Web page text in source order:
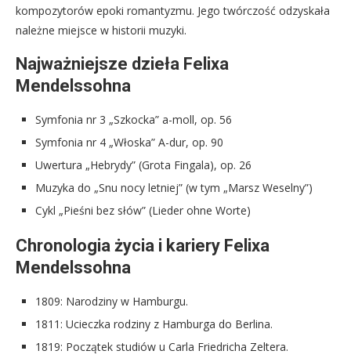
kompozytorów epoki romantyzmu. Jego twórczość odzyskała
należne miejsce w historii muzyki.
Najważniejsze dzieła Felixa
Mendelssohna
Symfonia nr 3 „Szkocka” a-moll, op. 56
Symfonia nr 4 „Włoska” A-dur, op. 90
Uwertura „Hebrydy” (Grota Fingala), op. 26
Muzyka do „Snu nocy letniej” (w tym „Marsz Weselny”)
Cykl „Pieśni bez słów” (Lieder ohne Worte)
Chronologia życia i kariery Felixa
Mendelssohna
1809: Narodziny w Hamburgu.
1811: Ucieczka rodziny z Hamburga do Berlina.
1819: Początek studiów u Carla Friedricha Zeltera.